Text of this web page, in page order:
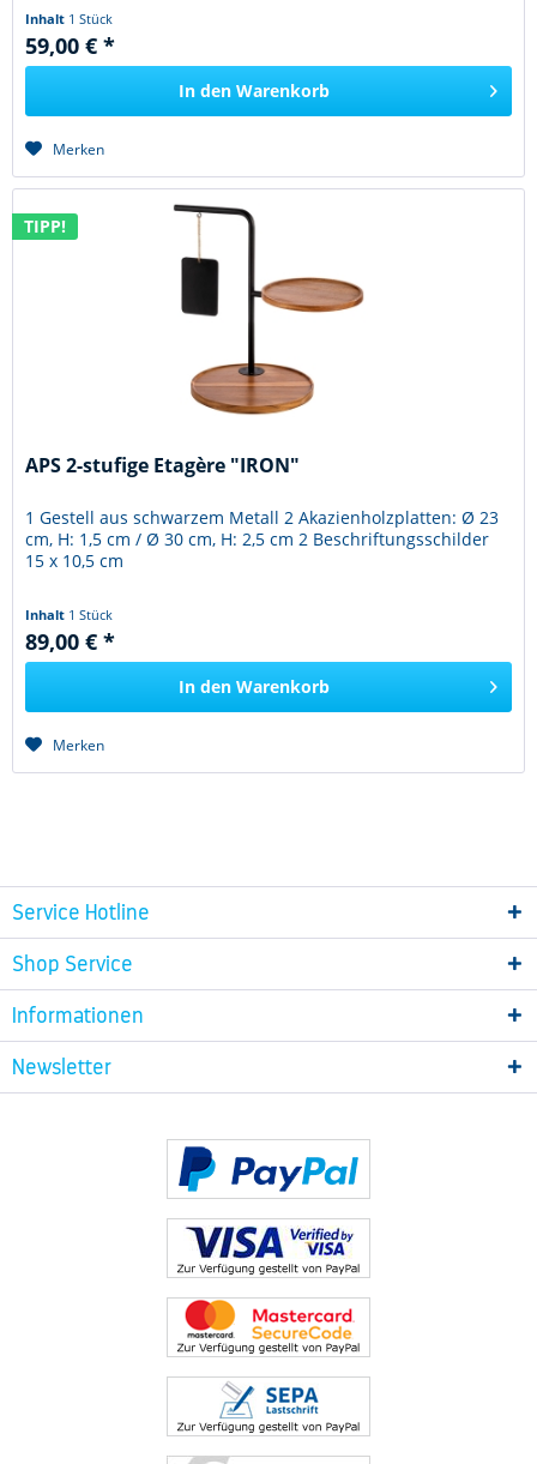
Inhalt 1 Stück
59,00 € *
In den Warenkorb
Merken
TIPP!
APS 2-stufige Etagère "IRON"
1 Gestell aus schwarzem Metall 2 Akazienholzplatten: Ø 23
cm, H: 1,5 cm / Ø 30 cm, H: 2,5 cm 2 Beschriftungsschilder
15 x 10,5 cm
Inhalt 1 Stück
89,00 € *
In den Warenkorb
Merken
Service Hotline
Shop Service
Informationen
Newsletter